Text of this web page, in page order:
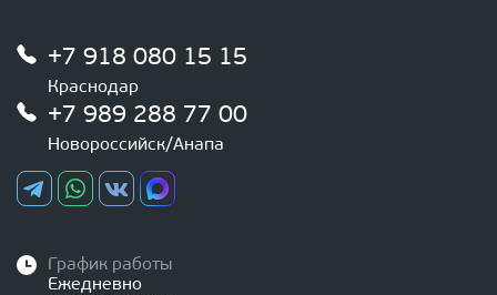
+7 918 080 15 15
Краснодар
+7 989 288 77 00
Новороссийск/Анапа
График работы
Ежедневно